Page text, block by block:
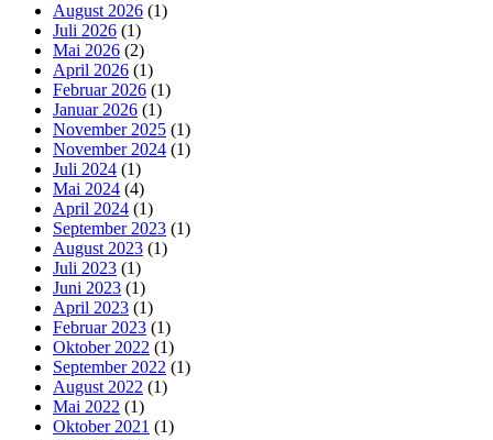
August 2026 (1)
Juli 2026 (1)
Mai 2026 (2)
April 2026 (1)
Februar 2026 (1)
Januar 2026 (1)
November 2025 (1)
November 2024 (1)
Juli 2024 (1)
Mai 2024 (4)
April 2024 (1)
September 2023 (1)
August 2023 (1)
Juli 2023 (1)
Juni 2023 (1)
April 2023 (1)
Februar 2023 (1)
Oktober 2022 (1)
September 2022 (1)
August 2022 (1)
Mai 2022 (1)
Oktober 2021 (1)